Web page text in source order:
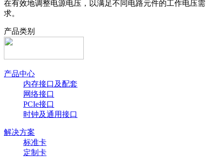
在有效地调整电源电压，以满足不同电路元件的工作电压需
求。
产品类别
产品中心
内存接口及配套
网络接口
PCIe接口
时钟及通用接口
解决方案
标准卡
定制卡